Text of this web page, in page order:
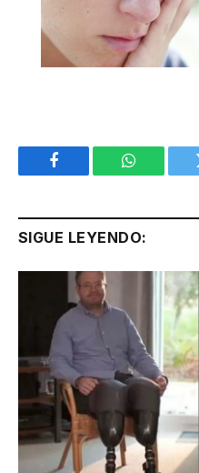
Facebook WhatsApp
SIGUE LEYENDO: